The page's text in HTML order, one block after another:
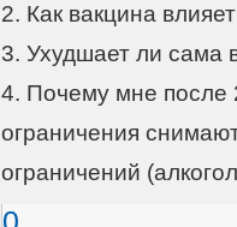
2. Как вакцина
3. Ухудшает ли сама
4. Почему мне после
ограничения
ограничений